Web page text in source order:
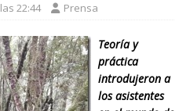
22:44 Prensa
Teoría y
práctica
introdujeron a
los asistentes